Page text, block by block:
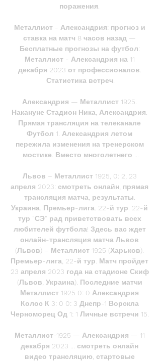
поражения.
Металлист - Александрия: прогноз и
ставка на матч 8 часов назад —
Бесплатные прогнозы на футбол:
Металлист - Александрия на 11
декабря 2023 от профессионалов.
Статистика встреч.
Александрия — Металлист 1925.
Накануне Стадион Ника, Александрия.
Прямая трансляция на телеканале
Футбол 1. Александрия летом
пережила изменения на тренерском
мостике. Вместо многолетнего ...
Львов – Металлист 1925, 0: 2, 23
апреля 2023: смотреть онлайн, прямая
трансляция матча, результаты.
Украина. Премьер-лига. 22-й тур. 22-й
тур "СЭ" рад приветствовать всех
любителей футбола! Здесь вас ждет
онлайн-трансляция матча Львов
(Львов) – Металлист 1925 (Харьков).
Премьер-лига, 22-й тур. Матч пройдет
23 апреля 2023 года на стадионе Скиф
(Львов, Украина). Последние матчи
Металлист 1925 0: 0 Александрия
Колос К 3: 0 0: 3 Днепр-1 Ворскла
Черноморец Од 1: 1 Личные встречи 15.
Металлист-1925 — Александрия — 11
декабря 2023 ... смотреть онлайн
видео трансляцию, стартовые